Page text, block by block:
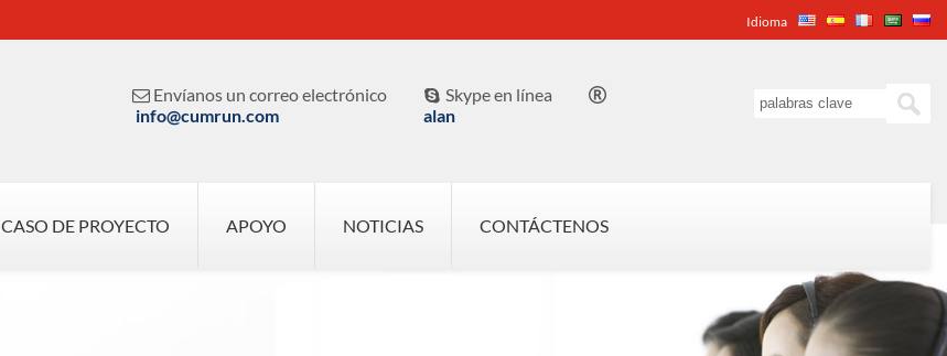
Idioma
 Envíanos un correo electrónico
info@cumrun.com
 Skype en línea
alan

CASO DE PROYECTO APOYO NOTICIAS CONTÁCTENOS